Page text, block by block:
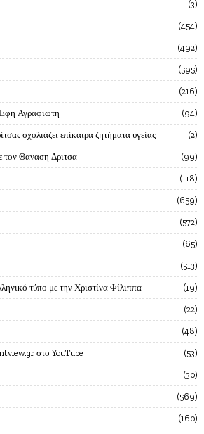
3
454
492
595
216
Εφη Αγραφιωτη 94
σχολιάζει επίκαιρα ζητήματα υγείας 2
τον Θαναση Δριτσα 99
118
659
572
65
513
τύπο με την Χριστίνα Φίλιππα 19
22
48
στο YouTube 53
30
569
160